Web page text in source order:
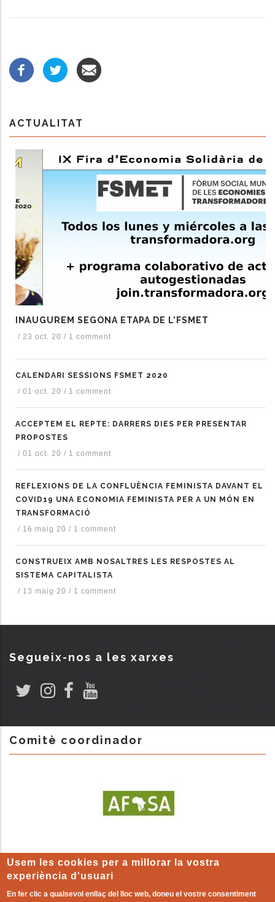
ACTUALITAT
INAUGUREM SEGONA ETAPA DE L'FSMET
/ 23 oct. 20 / 1 comment
CALENDARI SESSIONS FSMET 2020
/ 01 oct. 20 / 1 comment
ACCEPTEM EL REPTE: DARRERS DIES PER PRESENTAR
PROPOSTES
/ 01 oct. 20 / 1 comment
REFLEXIONS DE LA CONFLUÈNCIA FEMINISTA DAVANT EL
COVID19 UNA ECONOMIA FEMINISTA PER A UN MÓN EN
TRANSFORMACIÓ
/ 16 maig 20 / 1 comment
CONSTRUEIX AMB NOSALTRES LES RESPOSTES AL
SISTEMA CAPITALISTA
/ 13 maig 20 / 1 comment
Segueix-nos a les xarxes
Comitè coordinador
Usem les cookies per a millorar la vostra
experiència d'usuari
En fer clic a qualsevol enllaç del lloc web, doneu el vostre consentiment